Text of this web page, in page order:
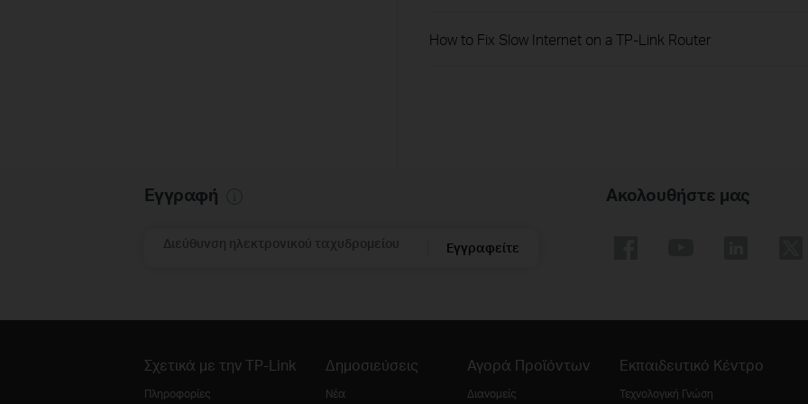
How to Fix Slow Internet on a TP-Link Router
Εγγραφή
Διεύθυνση ηλεκτρονικού ταχυδρομείου Εγγραφείτε
Ακολουθήστε μας
Σχετικά με την TP-Link
Πληροφορίες
Δημοσιεύσεις
Νέα
Αγορά Προϊόντων
Διανομείς
Εκπαιδευτικό Κέντρο
Τεχνολογική Γνώση